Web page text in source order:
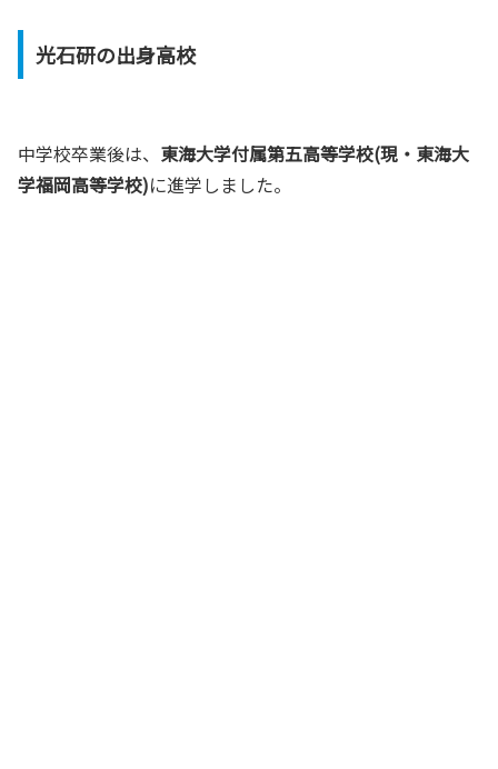
光石研の出身高校
中学校卒業後は、 東海大学付属第五高等学校(現・東海大
学福岡高等学校)に進学しました。